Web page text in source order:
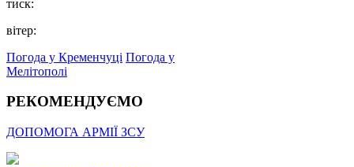
тиск:
вітер:
Погода у Кременчуці Погода у
Мелітополі
РЕКОМЕНДУЄМО
ДОПОМОГА АРМІЇ ЗСУ